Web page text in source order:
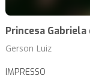
Princesa Gabriela
Gerson Luiz
IMPRESSO